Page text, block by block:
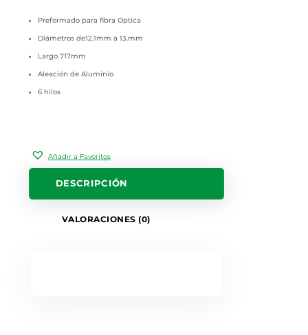
Preformado para fibra Optica
Diámetros de12.1mm a 13.mm
Largo 717mm
Aleación de Aluminio
6 hilos
Añadir a Favoritos
DESCRIPCIÓN
VALORACIONES (0)